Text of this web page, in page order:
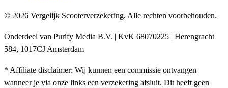
© 2026 Vergelijk Scooterverzekering. Alle rechten voorbehouden.
Onderdeel van Purify Media B.V. | KvK 68070225 | Herengracht
584, 1017CJ Amsterdam
* Affiliate disclaimer: Wij kunnen een commissie ontvangen
wanneer je via onze links een verzekering afsluit. Dit heeft geen